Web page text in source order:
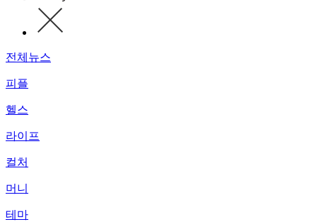
전체뉴스
피플
헬스
라이프
컬처
머니
테마